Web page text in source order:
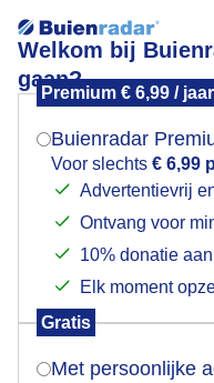
Welkom bij
gaan?
Premium € 6,99 / jaar
Buienradar
Voor slechts € 6,99
Advertentievrij
Ontvang voor
10% donatie
Elk moment
Gratis
Met persoonlijke
Een
Populaire categorieën
Lente
Mogen we je
Indien je hier nog
verschijnt er zo
Is